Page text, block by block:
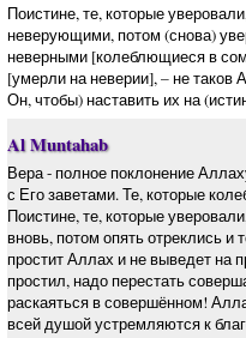
Поистине, те, которые
неверующими, потом (снова)
неверными [колеблющиеся в
[умерли на неверии], – не таков
Он, чтобы) наставить их на
Al Muntahab
Вера - полное поклонение
с Его заветами. Те, которые
Поистине, те, которые
вновь, потом опять отреклись и
простит Аллах и не выведет на
простил, надо перестать
раскаяться в совершённом!
всей душой устремляются к